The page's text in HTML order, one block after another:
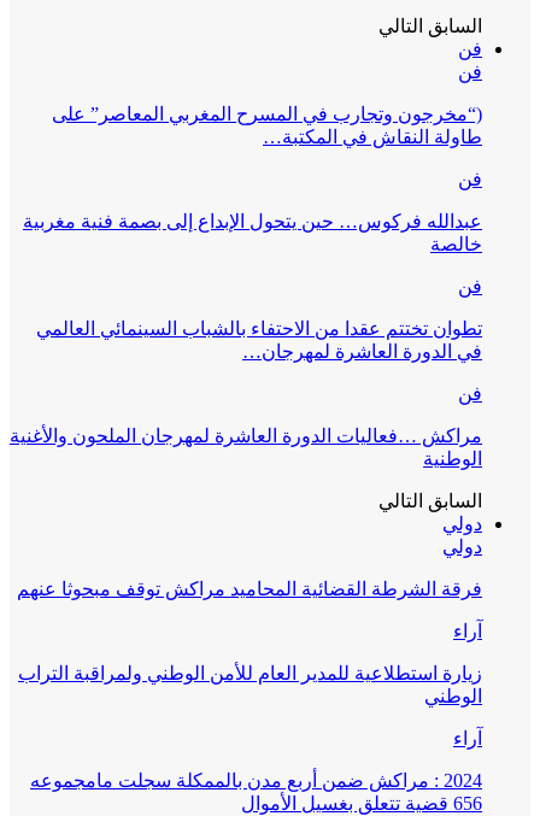
السابق التالي
فن
فن
(“مخرجون وتجارب في المسرح المغربي المعاصر” على
طاولة النقاش في المكتبة…
فن
عبدالله فركوس… حين يتحول الإبداع إلى بصمة فنية مغربية
خالصة
فن
تطوان تختتم عقدا من الاحتفاء بالشباب السينمائي العالمي
في الدورة العاشرة لمهرجان…
فن
مراكش …فعاليات الدورة العاشرة لمهرجان الملحون والأغنية
الوطنية
السابق التالي
دولي
دولي
فرقة الشرطة القضائية المحاميد مراكش توقف مبحوثا عنهم
آراء
زيارة استطلاعية للمدير العام للأمن الوطني ولمراقبة التراب
الوطني
آراء
2024 : مراكش ضمن أربع مدن بالممكلة سجلت مامجموعه
656 قضية تتعلق بغسيل الأموال